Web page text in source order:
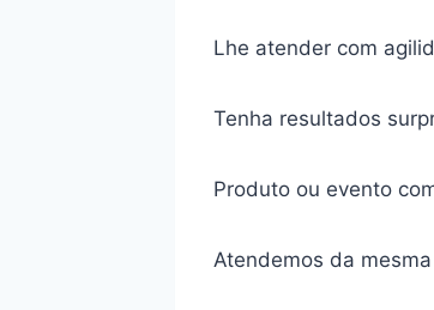
Lhe atender com
Tenha resultados
Produto ou evento
Atendemos da